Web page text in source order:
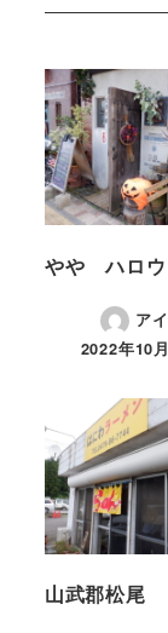
やや ハロウ
ア
2022年10
山武郡松尾